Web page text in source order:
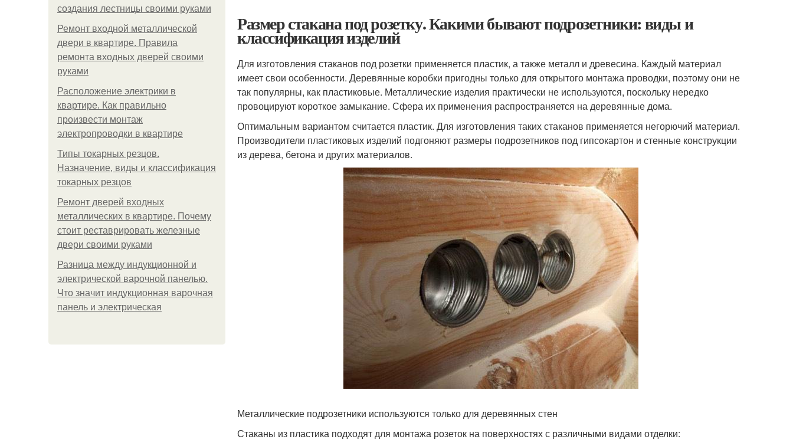
создания лестницы своими руками
Ремонт входной металлической
двери в квартире. Правила
ремонта входных дверей своими
руками
Расположение электрики в
квартире. Как правильно
произвести монтаж
электропроводки в квартире
Типы токарных резцов.
Назначение, виды и классификация
токарных резцов
Ремонт дверей входных
металлических в квартире. Почему
стоит реставрировать железные
двери своими руками
Разница между индукционной и
электрической варочной панелью.
Что значит индукционная варочная
панель и электрическая
Размер стакана под розетку. Какими бывают подрозетники: виды и
классификация изделий
Для изготовления стаканов под розетки применяется пластик, а также металл и древесина. Каждый материал
имеет свои особенности. Деревянные коробки пригодны только для открытого монтажа проводки, поэтому они не
так популярны, как пластиковые. Металлические изделия практически не используются, поскольку нередко
провоцируют короткое замыкание. Сфера их применения распространяется на деревянные дома.
Оптимальным вариантом считается пластик. Для изготовления таких стаканов применяется негорючий материал.
Производители пластиковых изделий подгоняют размеры подрозетников под гипсокартон и стенные конструкции
из дерева, бетона и других материалов.
Металлические подрозетники используются только для деревянных стен
Стаканы из пластика подходят для монтажа розеток на поверхностях с различными видами отделки: